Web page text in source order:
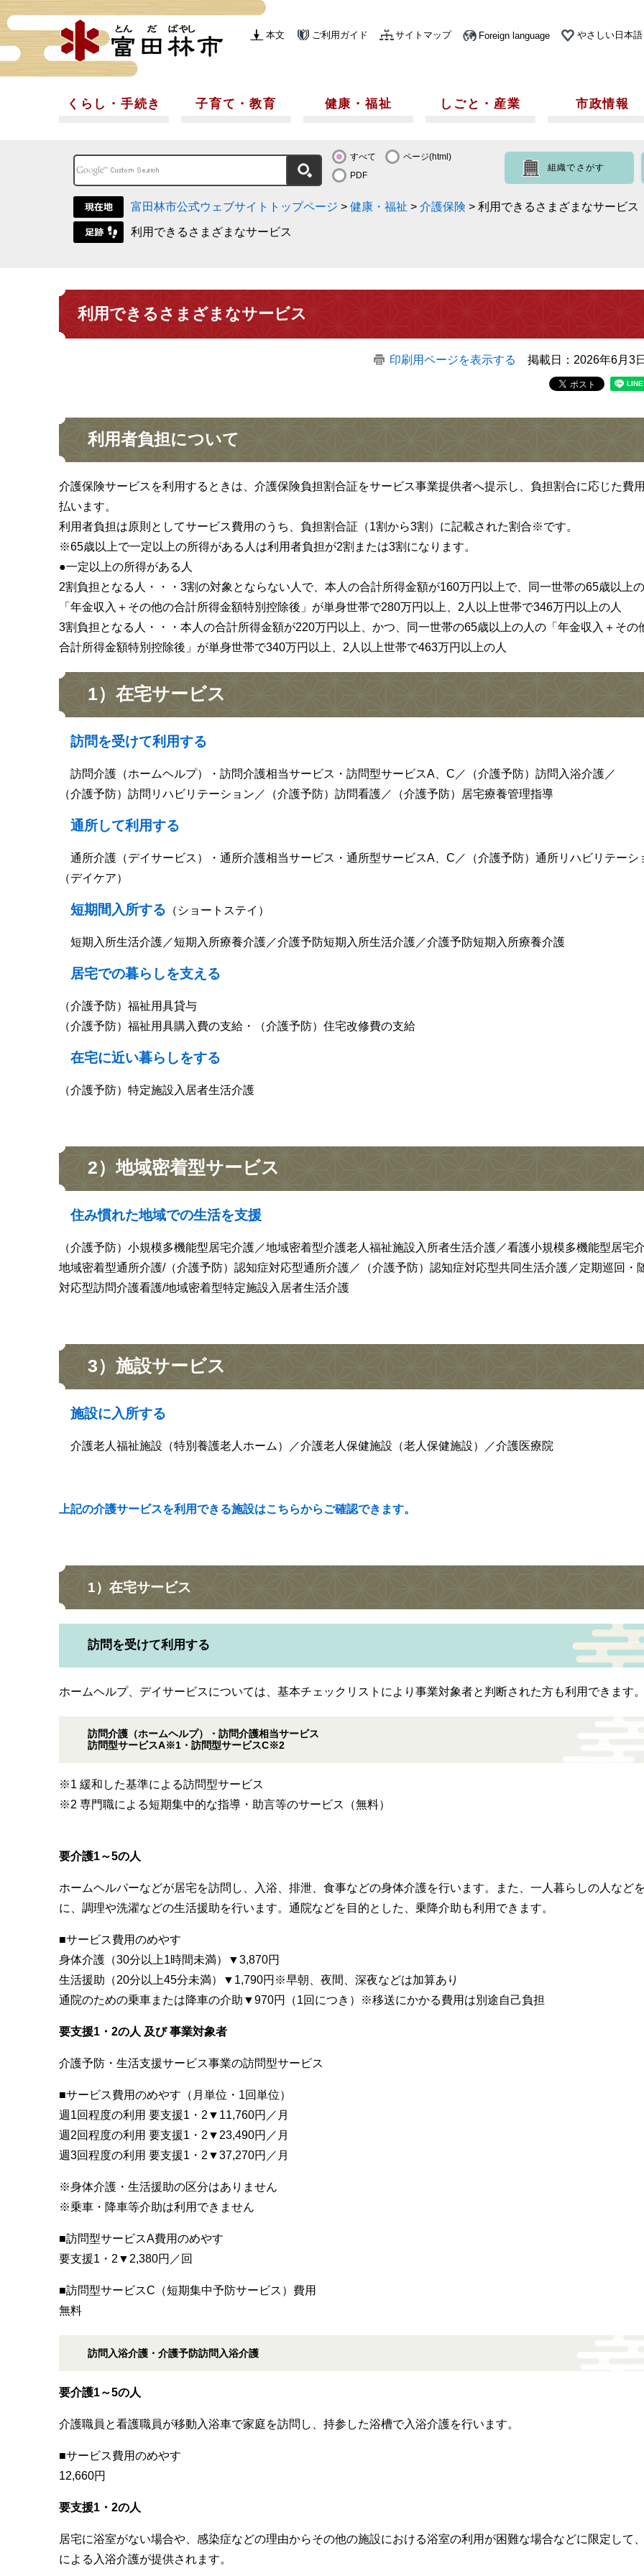
本文 ご利用ガイド サイトマップ Foreign language やさしい日本語
くらし・手続き 子育て・教育 健康・福祉 しごと・産業 市政情報
すべて
ページ(html)
PDF
組織でさがす
富田林市公式ウェブサイトトップページ > 健康・福祉 > 介護保険 > 利用できるさまざまなサービス
利用できるさまざまなサービス
利用できるさまざまなサービス
印刷用ページを表示する 掲載日：2026年6月3
利用者負担について
介護保険サービスを利用するときは、介護保険負担割合証をサービス事業提供者へ提示し、負担割合に応じた費
払います。
利用者負担は原則としてサービス費用のうち、負担割合証（1割から3割）に記載された割合※です。
※65歳以上で一定以上の所得がある人は利用者負担が2割または3割になります。
●一定以上の所得がある人
2割負担となる人・・・3割の対象とならない人で、本人の合計所得金額が160万円以上で、同一世帯の65歳以上
「年金収入＋その他の合計所得金額特別控除後」が単身世帯で280万円以上、2人以上世帯で346万円以上の人
3割負担となる人・・・本人の合計所得金額が220万円以上、かつ、同一世帯の65歳以上の人の「年金収入＋その
合計所得金額特別控除後」が単身世帯で340万円以上、2人以上世帯で463万円以上の人
1）在宅サービス
訪問を受けて利用する
訪問介護（ホームヘルプ）・訪問介護相当サービス・訪問型サービスA、C／（介護予防）訪問入浴介護／
（介護予防）訪問リハビリテーション／（介護予防）訪問看護／（介護予防）居宅療養管理指導
通所して利用する
通所介護（デイサービス）・通所介護相当サービス・通所型サービスA、C／（介護予防）通所リハビリテーシ
（デイケア）
短期間入所する （ショートステイ）​
短期入所生活介護／短期入所療養介護／介護予防短期入所生活介護／介護予防短期入所療養介護
居宅での暮らしを支える
（介護予防）福祉用具貸与
（介護予防）福祉用具購入費の支給・（介護予防）住宅改修費の支給
在宅に近い暮らしをする
（介護予防）特定施設入居者生活介護
2）地域密着型サービス
住み慣れた地域での生活を支援
（介護予防）小規模多機能型居宅介護／地域密着型介護老人福祉施設入所者生活介護／看護小規模多機能型居宅
地域密着型通所介護/（介護予防）認知症対応型通所介護／（介護予防）認知症対応型共同生活介護／定期巡回・
対応型訪問介護看護/地域密着型特定施設入居者生活介護
3）施設サービス
施設に入所する
介護老人福祉施設（特別養護老人ホーム）／介護老人保健施設（老人保健施設）／介護医療院
上記の介護サービスを利用できる施設はこちらからご確認できます。
1）在宅サービス
訪問を受けて利用する
ホームヘルプ、デイサービスについては、基本チェックリストにより事業対象者と判断された方も利用できます
訪問介護（ホームヘルプ）・訪問介護相当サービス
訪問型サービスA※1・訪問型サービスC※2
​※1 緩和した基準による訪問型サービス
※2 専門職による短期集中的な指導・助言等のサービス（無料）
​要介護1～5の人
ホームヘルパーなどが居宅を訪問し、入浴、排泄、食事などの身体介護を行います。また、一人暮らしの人など
に、調理や洗濯などの生活援助を行います。通院などを目的とした、乗降介助も利用できます。
■サービス費用のめやす
身体介護（30分以上1時間未満）▼3,870円
生活援助（20分以上45分未満）▼1,790円※早朝、夜間、深夜などは加算あり
通院のための乗車または降車の介助▼970円（1回につき）※移送にかかる費用は別途自己負担
要支援1・2の人 及び 事業対象者
介護予防・生活支援サービス事業の訪問型サービス
■サービス費用のめやす（月単位・1回単位）
週1回程度の利用 要支援1・2▼11,760円／月
週2回程度の利用 要支援1・2▼23,490円／月
週3回程度の利用 要支援1・2▼37,270円／月
※身体介護・生活援助の区分はありません
※乗車・降車等介助は利用できません
■訪問型サービスA費用のめやす
要支援1・2▼2,380円／回
■訪問型サービスC（短期集中予防サービス）費用
無料
訪問入浴介護・介護予防訪問入浴介護
要介護1～5の人
介護職員と看護職員が移動入浴車で家庭を訪問し、持参した浴槽で入浴介護を行います。
■サービス費用のめやす
12,660円
要支援1・2の人
居宅に浴室がない場合や、感染症などの理由からその他の施設における浴室の利用が困難な場合などに限定して
による入浴介護が提供されます。